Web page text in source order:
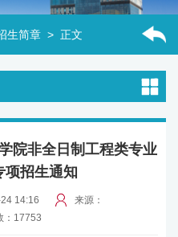
生简章 > 正文
院非全日制工程类专业
项招生通知
14:16
来源：
17753